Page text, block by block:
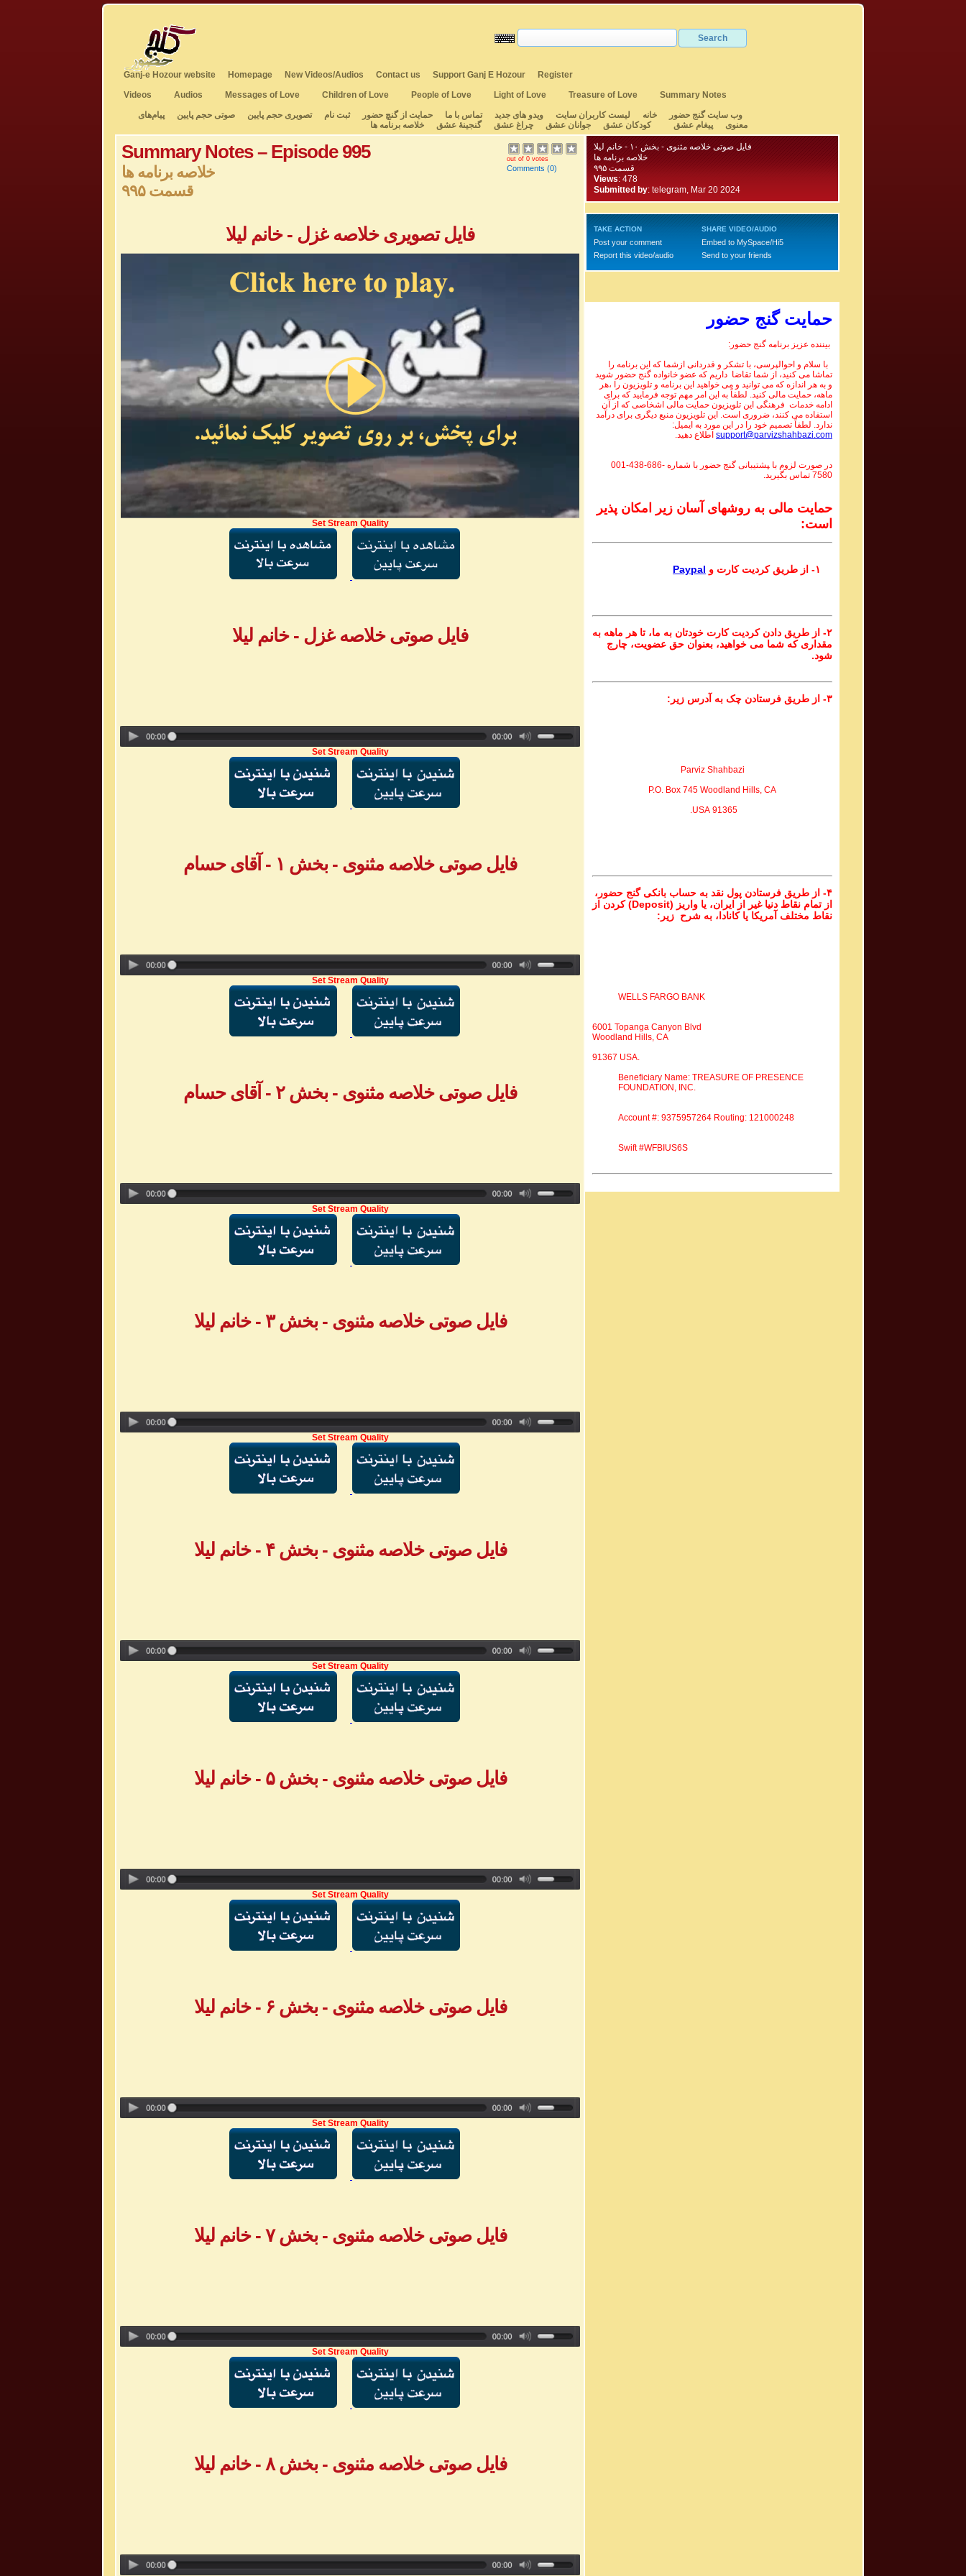
Ganj-e Hozour website Homepage New Videos/Audios Contact us Support Ganj E Hozour
Register
Videos
Audios Messages of Love Children of Love People of Love Light of Love Treasure of Love
Summary Notes
وب سایت گنج حضور
خانه لیست کاربران سایت ویدو های جدید تماس با ما حمایت از گنچ حضور ثبت نام تصویری حجم پایین صوتی حجم پایین
پیام‌های
معنوی
پیغام عشق کودکان عشق جوانان عشق چراغ عشق گنجینهٔ عشق خلاصه برنامه ها
Summary Notes – Episode 995
خلاصه برنامه ها
قسمت ۹۹۵
out of 0 votes
Comments (0)
فایل تصویری خلاصه غزل - خانم لیلا
Set Stream Quality
فایل صوتی خلاصه غزل - خانم لیلا
Set Stream Quality
فایل صوتی خلاصه مثنوی - بخش ۱ - آقای حسام
Set Stream Quality
فایل صوتی خلاصه مثنوی - بخش ۲ - آقای حسام
Set Stream Quality
فایل صوتی خلاصه مثنوی - بخش ۳ - خانم لیلا
Set Stream Quality
فایل صوتی خلاصه مثنوی - بخش ۴ - خانم لیلا
Set Stream Quality
فایل صوتی خلاصه مثنوی - بخش ۵ - خانم لیلا
Set Stream Quality
فایل صوتی خلاصه مثنوی - بخش ۶ - خانم لیلا
Set Stream Quality
فایل صوتی خلاصه مثنوی - بخش ۷ - خانم لیلا
Set Stream Quality
فایل صوتی خلاصه مثنوی - بخش ۸ - خانم لیلا
فایل صوتی خلاصه مثنوی - بخش ۱۰ - خانم لیلا
خلاصه برنامه ها
قسمت ۹۹۵
Views: 478
Submitted by: telegram, Mar 20 2024
TAKE ACTION
Post your comment
Report this video/audio
SHARE VIDEO/AUDIO
Embed to MySpace/Hi5
Send to your friends
حمایت گنج حضور
بیننده عزیز برنامه گنج حضور:
با سلام و احوالپرسی، با تشکر و قدردانی ازشما که این برنامه را
تماشا می کنید، از شما تقاضا داریم که عضو خانواده گنج حضور شوید
و به هر اندازه که می توانید و می خواهید این برنامه و تلویزیون را ،هر
ماهه، حمایت مالی کنید. لطفاً به این امر مهم توجه فرمایید که برای
ادامه خدمات فرهنگی این تلویزیون حمایت مالی اشخاصی که از آن
استفاده می کنند، ضروری است. این تلویزیون منبع دیگری برای درآمد
ندارد. لطفاً تصمیم خود را در این مورد به ایمیل:
support@parvizshahbazi.com اطلاع دهید.
در صورت لزوم با ‍پشتیبانی گنج حضور با شماره 001-438-686-
7580 تماس بگیرید.
حمایت مالی به روشهای آسان زیر امکان پذیر
است:
Paypal
۲- از طریق دادن کردیت کارت خودتان به ما، تا هر ماهه به
مقداری که شما می خواهید، بعنوان حق عضویت، چارج
شود.
۳- از طریق فرستادن چک به آدرس زیر:
Parviz Shahbazi
P.O. Box 745 Woodland Hills, CA
91365 USA.
۴- از طریق فرستادن پول نقد به حساب بانکی گنج حضور،
از تمام نقاط دنیا غیر از ایران، یا واریز (Deposit) کردن از
نقاط مختلف آمریکا یا کانادا، به شرح زیر:
WELLS FARGO BANK
6001 Topanga Canyon Blvd
Woodland Hills, CA
91367 USA.
Beneficiary Name: TREASURE OF PRESENCE
FOUNDATION, INC.
Account #: 9375957264 Routing: 121000248
Swift #WFBIUS6S